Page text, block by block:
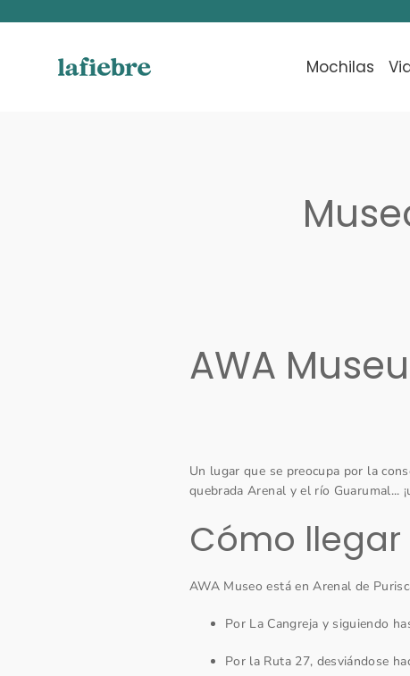
directamente
Mochilas
AWA
Un lugar que se preocupa por la
quebrada Arenal y el río Guarumal...
Cómo llegar
AWA Museo está en Arenal de
Por La Cangreja y siguiendo
Por la Ruta 27, desviándose